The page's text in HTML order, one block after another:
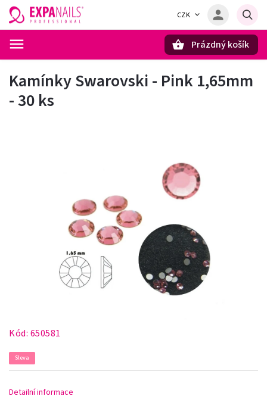
CZK
Prázdný košík
Kamínky Swarovski - Pink 1,65mm
- 30 ks
Kód: 650581
Sleva
Detailní informace